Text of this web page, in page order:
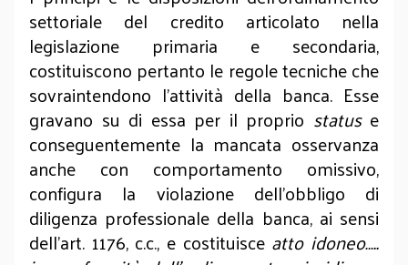
settoriale del credito articolato nella
legislazione primaria e secondaria,
costituiscono pertanto le regole tecniche che
sovraintendono l’attività della banca. Esse
gravano su di essa per il proprio statuse
conseguentemente la mancata osservanza
anche con comportamento omissivo,
configura la violazione dell’obbligo di
diligenza professionale della banca, ai sensi
dell’art. 1176, c.c., e costituisce atto idoneo…..